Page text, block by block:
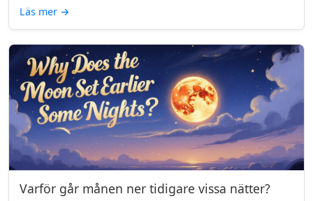
Läs mer →
Varför går månen ner tidigare vissa nätter?